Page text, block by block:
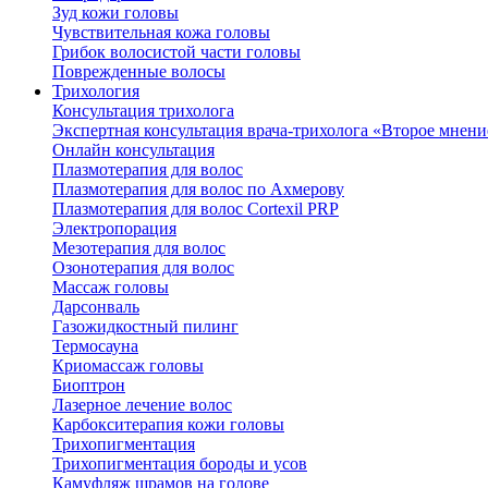
Зуд кожи головы
Чувствительная кожа головы
Грибок волосистой части головы
Поврежденные волосы
Трихология
Консультация трихолога
Экспертная консультация врача-трихолога «Второе
Онлайн консультация
Плазмотерапия для волос
Плазмотерапия для волос по Ахмерову
Плазмотерапия для волос Cortexil PRP
Электропорация
Мезотерапия для волос
Озонотерапия для волос
Массаж головы
Дарсонваль
Газожидкостный пилинг
Термосауна
Криомассаж головы
Биоптрон
Лазерное лечение волос
Карбокситерапия кожи головы
Трихопигментация
Трихопигментация бороды и усов
Камуфляж шрамов на голове